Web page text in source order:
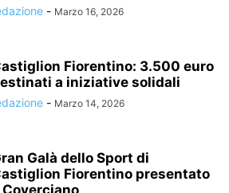
- Marzo 16, 2026
Fiorentino: 3.500 euro
a iniziative solidali
- Marzo 14, 2026
Galà dello Sport di
Fiorentino presentato